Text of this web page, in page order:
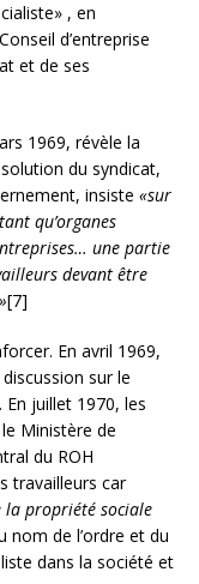
, en
d’entreprise
et de ses
1969, révèle la
du syndicat,
insiste «sur
qu’organes
une partie
devant être
[7]
En avril 1969,
sur le
En juillet 1970, les
Ministère de
du ROH
travailleurs car
la propriété sociale
nom de l’ordre et du
dans la société et